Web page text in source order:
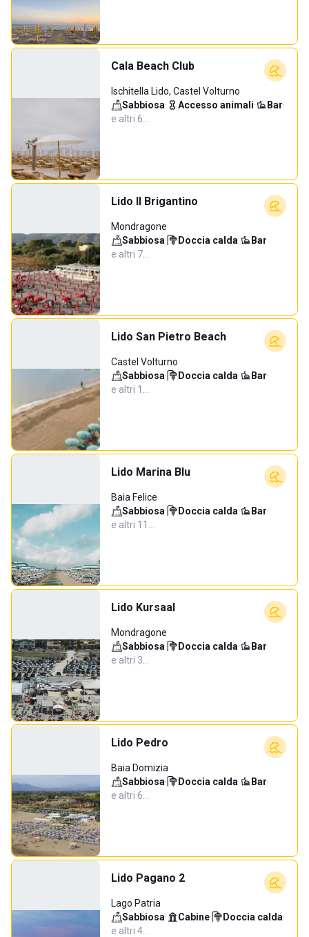
Cala Beach Club
Ischitella Lido, Castel Volturno
Sabbiosa· Accesso animali· Bar·
e altri 6…
Lido Il Brigantino
Mondragone
Sabbiosa· Doccia calda· Bar·
e altri 7…
Lido San Pietro Beach
Castel Volturno
Sabbiosa· Doccia calda· Bar·
e altri 1…
Lido Marina Blu
Baia Felice
Sabbiosa· Doccia calda· Bar·
e altri 11…
Lido Kursaal
Mondragone
Sabbiosa· Doccia calda· Bar·
e altri 3…
Lido Pedro
Baia Domizia
Sabbiosa· Doccia calda· Bar·
e altri 6…
Lido Pagano 2
Lago Patria
Sabbiosa· Cabine· Doccia calda·
e altri 4…